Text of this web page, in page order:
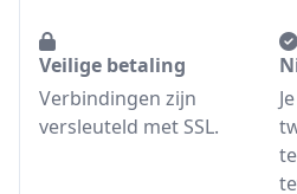
Veilige betaling
Verbindingen zijn
versleuteld met SSL.